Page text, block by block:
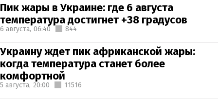
Пик жары в Украине: где 6 августа
температура достигнет +38 градусов
6 августа, 06:40 844
Украину ждет пик африканской жары:
когда температура станет более
комфортной
5 августа, 20:00 11516